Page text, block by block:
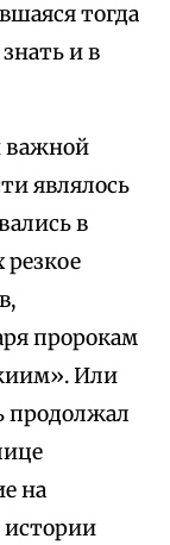
тогда
и в
важной
являлось
в
пророкам
Или
продолжал
на
истории